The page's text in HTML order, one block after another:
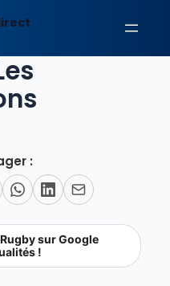
–
:
sur Google
!